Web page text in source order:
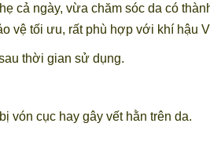
cả ngày, vừa chăm sóc da có
vệ tối ưu, rất phù hợp với khí hậu
thời gian sử dụng.
vón cục hay gây vết hằn trên da.